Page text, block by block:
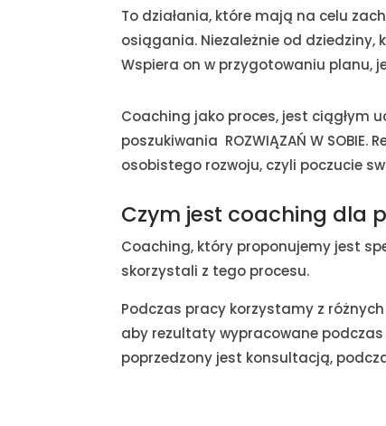
To działania, które mają na celu
osiągania. Niezależnie od
Wspiera onw przygotowaniu planu,
Coaching jako proces, jest ciągłym
poszukiwania ROZWIĄZAŃ W
osobistego rozwoju, czyli poczucie
Czym jest coaching dla
Coaching, który proponujemy jest
skorzystali z tego procesu.
Podczas pracy korzystamy z
aby rezultaty wypracowane podczas
poprzedzony jest konsultacją,